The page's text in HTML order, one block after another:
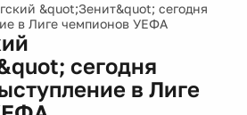
&quot;Зенит&quot; сегодня
в Лиге чемпионов УЕФА
сегодня
в Лиге